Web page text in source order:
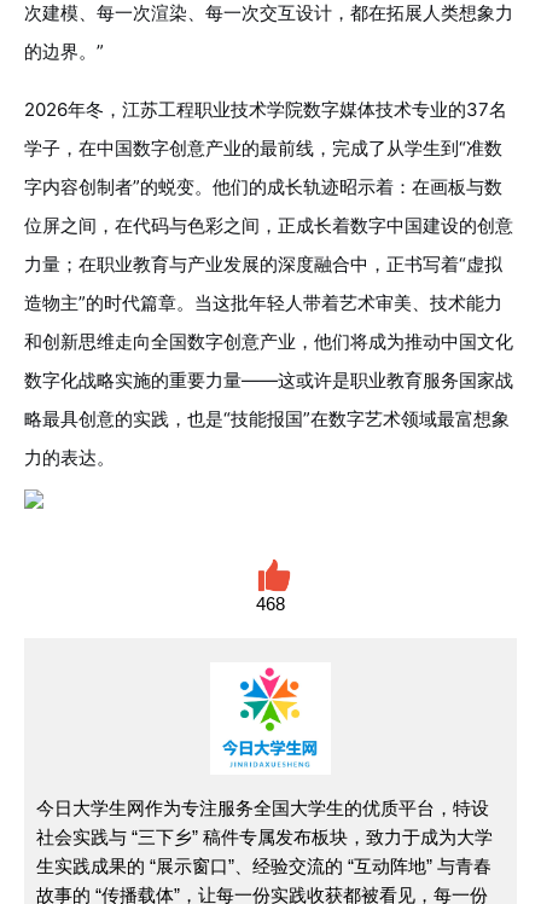
次建模、每一次渲染、每一次交互设计，都在拓展人类想象力
的边界。”
2026年冬，江苏工程职业技术学院数字媒体技术专业的37名
学子，在中国数字创意产业的最前线，完成了从学生到“准数
字内容创制者”的蜕变。他们的成长轨迹昭示着：在画板与数
位屏之间，在代码与色彩之间，正成长着数字中国建设的创意
力量；在职业教育与产业发展的深度融合中，正书写着“虚拟
造物主”的时代篇章。当这批年轻人带着艺术审美、技术能力
和创新思维走向全国数字创意产业，他们将成为推动中国文化
数字化战略实施的重要力量——这或许是职业教育服务国家战
略最具创意的实践，也是“技能报国”在数字艺术领域最富想象
力的表达。
468
今日大学生网作为专注服务全国大学生的优质平台，特设
社会实践与 “三下乡” 稿件专属发布板块，致力于成为大学
生实践成果的 “展示窗口”、经验交流的 “互动阵地” 与青春
故事的 “传播载体”，让每一份实践收获都被看见，每一份